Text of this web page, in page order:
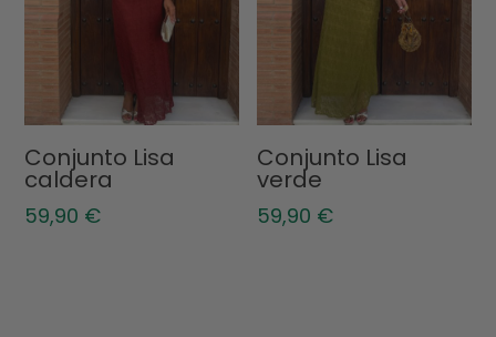
Conjunto Lisa
caldera
59,90 €
Conjunto Lisa
verde
59,90 €